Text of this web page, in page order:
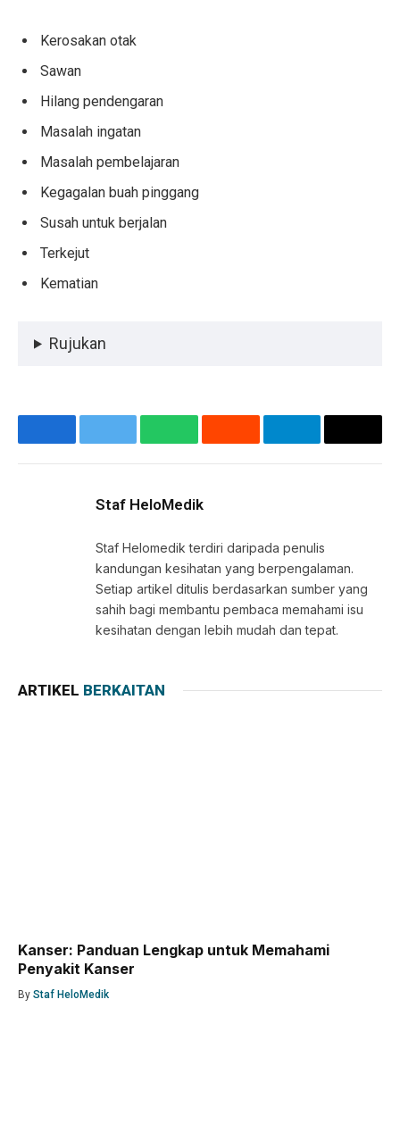
Kerosakan otak
Sawan
Hilang pendengaran
Masalah ingatan
Masalah pembelajaran
Kegagalan buah pinggang
Susah untuk berjalan
Terkejut
Kematian
Rujukan
FacebookTwitter WhatsAppReddit TelegramCopy
Staf HeloMedik
Staf Helomedik terdiri daripada penulis
kandungan kesihatan yang berpengalaman.
Setiap artikel ditulis berdasarkan sumber yang
sahih bagi membantu pembaca memahami isu
kesihatan dengan lebih mudah dan tepat.
ARTIKEL BERKAITAN
Kanser: Panduan Lengkap untuk Memahami
Penyakit Kanser
By Staf HeloMedik